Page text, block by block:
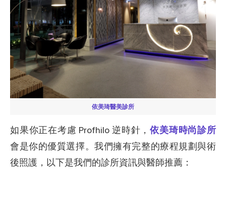
依美琦醫美診所
如果你正在考慮 Profhilo 逆時針，依美琦時尚診所
會是你的優質選擇。我們擁有完整的療程規劃與術
後照護，以下是我們的診所資訊與醫師推薦：